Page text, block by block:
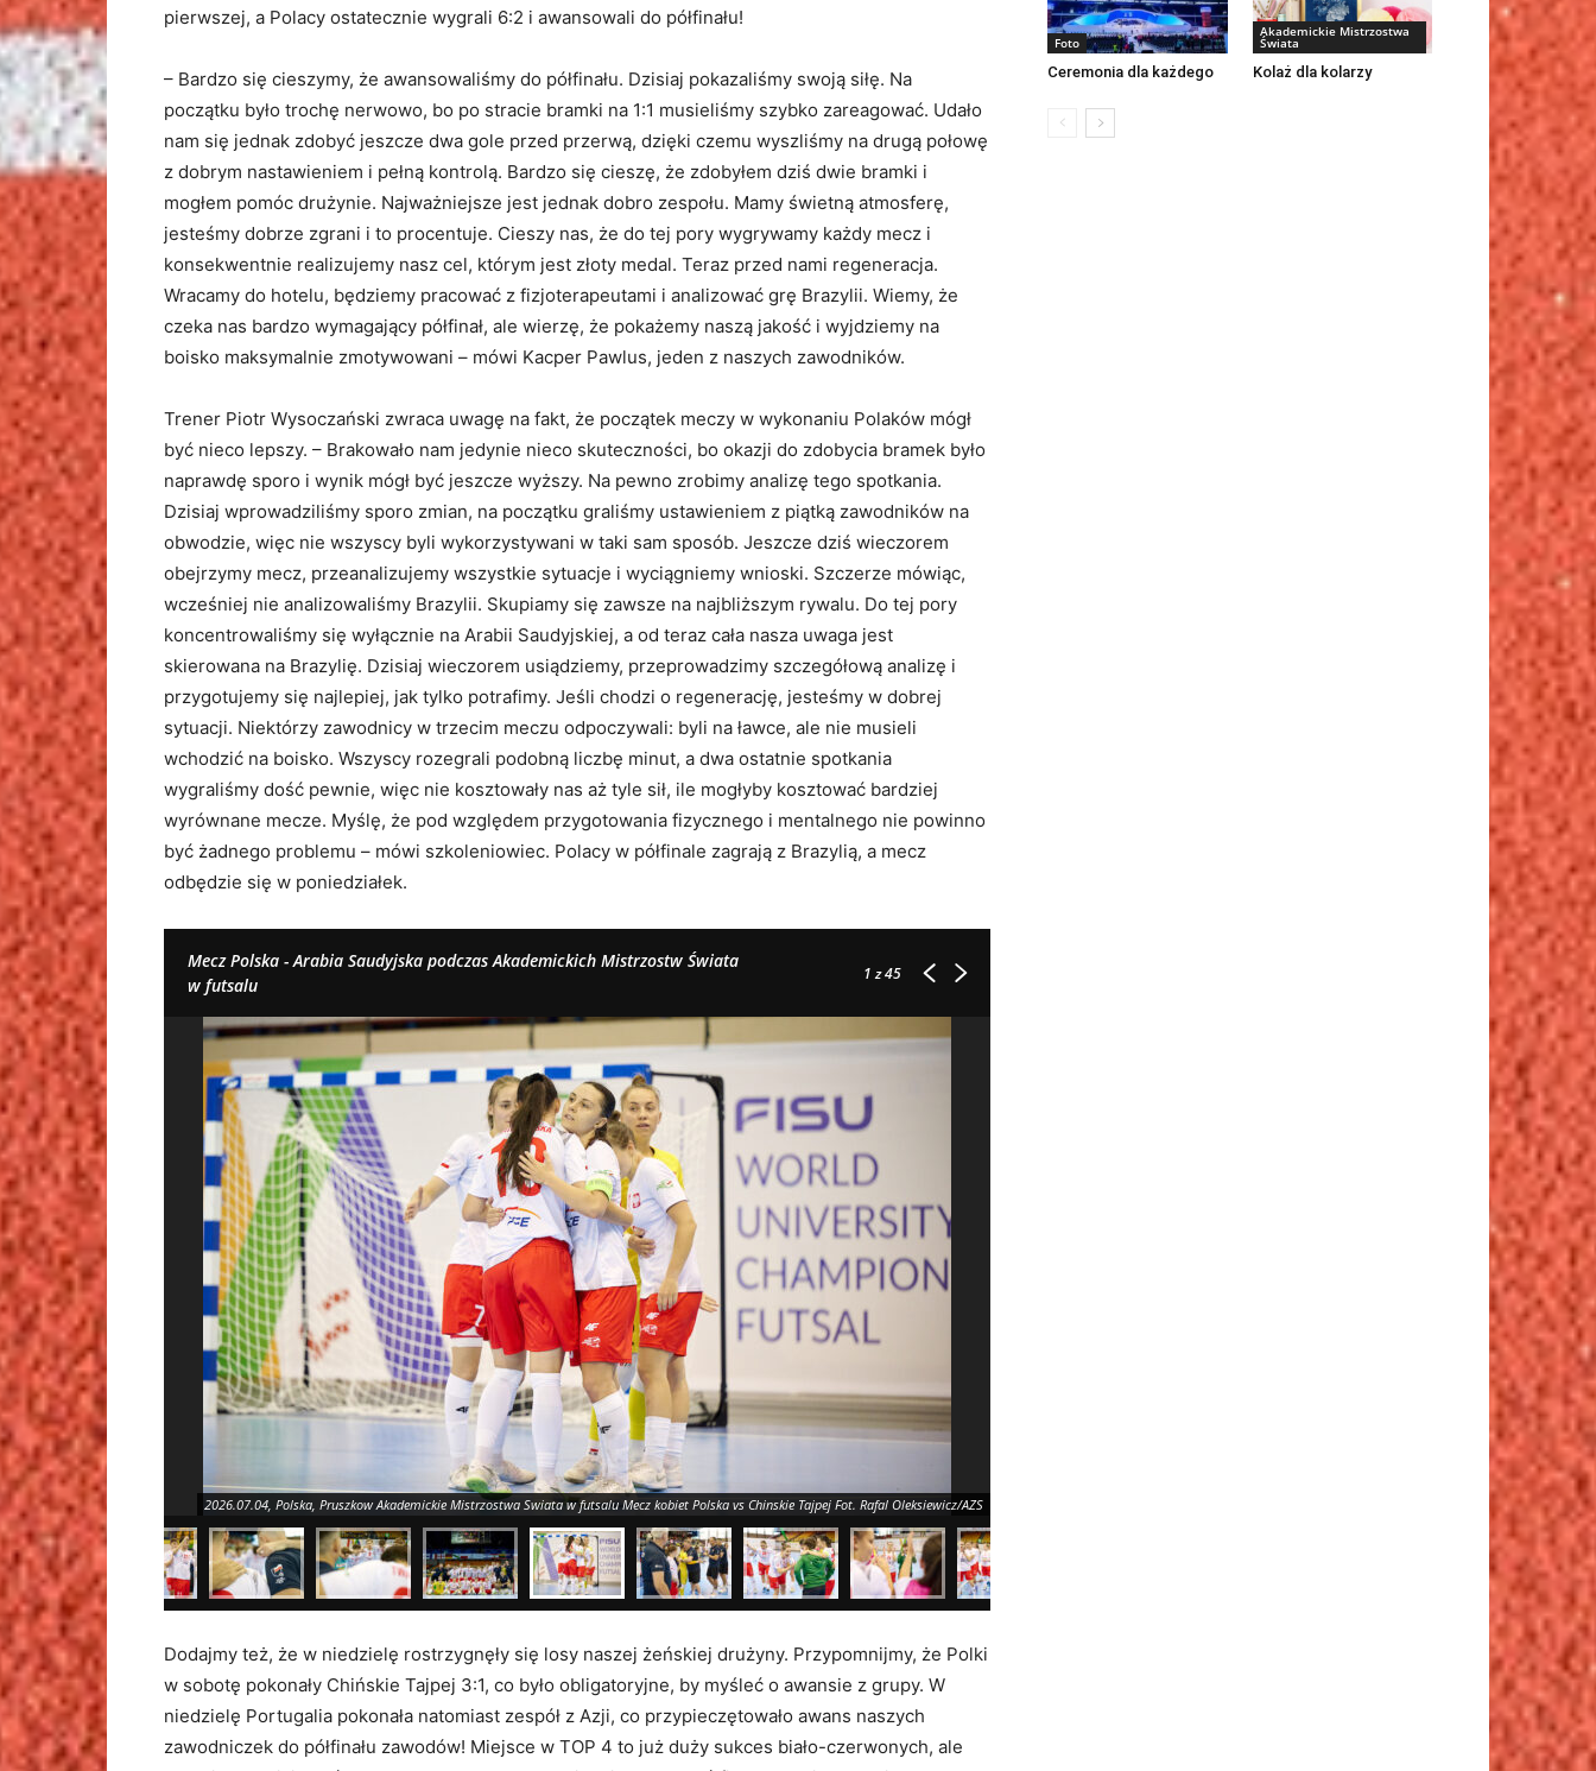
pierwszej, a Polacy ostatecznie wygrali 6:2 i awansowali do półfinału!
– Bardzo się cieszymy, że awansowaliśmy do półfinału. Dzisiaj pokazaliśmy swoją siłę. Na
początku było trochę nerwowo, bo po stracie bramki na 1:1 musieliśmy szybko zareagować. Udało
nam się jednak zdobyć jeszcze dwa gole przed przerwą, dzięki czemu wyszliśmy na drugą połowę
z dobrym nastawieniem i pełną kontrolą. Bardzo się cieszę, że zdobyłem dziś dwie bramki i
mogłem pomóc drużynie. Najważniejsze jest jednak dobro zespołu. Mamy świetną atmosferę,
jesteśmy dobrze zgrani i to procentuje. Cieszy nas, że do tej pory wygrywamy każdy mecz i
konsekwentnie realizujemy nasz cel, którym jest złoty medal. Teraz przed nami regeneracja.
Wracamy do hotelu, będziemy pracować z fizjoterapeutami i analizować grę Brazylii. Wiemy, że
czeka nas bardzo wymagający półfinał, ale wierzę, że pokażemy naszą jakość i wyjdziemy na
boisko maksymalnie zmotywowani – mówi Kacper Pawlus, jeden z naszych zawodników.
Trener Piotr Wysoczański zwraca uwagę na fakt, że początek meczy w wykonaniu Polaków mógł
być nieco lepszy. – Brakowało nam jedynie nieco skuteczności, bo okazji do zdobycia bramek było
naprawdę sporo i wynik mógł być jeszcze wyższy. Na pewno zrobimy analizę tego spotkania.
Dzisiaj wprowadziliśmy sporo zmian, na początku graliśmy ustawieniem z piątką zawodników na
obwodzie, więc nie wszyscy byli wykorzystywani w taki sam sposób. Jeszcze dziś wieczorem
obejrzymy mecz, przeanalizujemy wszystkie sytuacje i wyciągniemy wnioski. Szczerze mówiąc,
wcześniej nie analizowaliśmy Brazylii. Skupiamy się zawsze na najbliższym rywalu. Do tej pory
koncentrowaliśmy się wyłącznie na Arabii Saudyjskiej, a od teraz cała nasza uwaga jest
skierowana na Brazylię. Dzisiaj wieczorem usiądziemy, przeprowadzimy szczegółową analizę i
przygotujemy się najlepiej, jak tylko potrafimy. Jeśli chodzi o regenerację, jesteśmy w dobrej
sytuacji. Niektórzy zawodnicy w trzecim meczu odpoczywali: byli na ławce, ale nie musieli
wchodzić na boisko. Wszyscy rozegrali podobną liczbę minut, a dwa ostatnie spotkania
wygraliśmy dość pewnie, więc nie kosztowały nas aż tyle sił, ile mogłyby kosztować bardziej
wyrównane mecze. Myślę, że pod względem przygotowania fizycznego i mentalnego nie powinno
być żadnego problemu – mówi szkoleniowiec. Polacy w półfinale zagrają z Brazylią, a mecz
odbędzie się w poniedziałek.
Mecz Polska - Arabia Saudyjska podczas Akademickich Mistrzostw Świata
w futsalu
1z 45
2026.07.04, Polska, Pruszkow Akademickie Mistrzostwa Swiata w futsalu Mecz kobiet Polska vs Chinskie Tajpej Fot. Rafal Oleksiewicz/AZS 2026.07.04, Polska, Pruszkow Akademickie Mistrzostwa Swiata w futsalu Mecz kobiet Polska vs
Dodajmy też, że w niedzielę rostrzygnęły się losy naszej żeńskiej drużyny. Przypomnijmy, że Polki
w sobotę pokonały Chińskie Tajpej 3:1, co było obligatoryjne, by myśleć o awansie z grupy. W
niedzielę Portugalia pokonała natomiast zespół z Azji, co przypieczętowało awans naszych
zawodniczek do półfinału zawodów! Miejsce w TOP 4 to już duży sukces biało-czerwonych, ale
Foto
Ceremonia dla każdego
Akademickie Mistrzostwa
Świata
Kolaż dla kolarzy